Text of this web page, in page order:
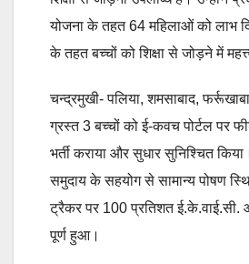
योजना के तहत 64 महिलाओं को लाभ
के तहत बच्चों को शिक्षा से जोड़ने में
चन्द्रमुखी- पलिया, शमसाबाद,
ग्रस्त 3 बच्चों को ई-कवच पोर्टल पर
भर्ती कराया और सुधार सुनिश्चित
समुदाय के सहयोग से सामान्य पोषण
ट्रैकर पर 100 प्रतिशत ई.के.वाई.सी.
पूर्ण हुआ।